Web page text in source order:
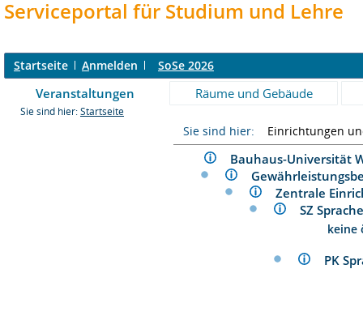
Serviceportal für Studium und Lehre
Startseite Anmelden SoSe 2026
Veranstaltungen Räume und Gebäude
Sie sind hier: Startseite
Sie sind hier: Einrichtungen
Bauhaus-
Zentrale
SZ
keine
PK